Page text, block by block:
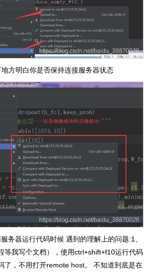
方明白你是否保持连接服务器状态
务器运行代码时候 遇到的理解上的问题:1、
等我写个文档），使用ctrl+shift+f10运行代码
了，不用打开remote host。 不知道到底是在